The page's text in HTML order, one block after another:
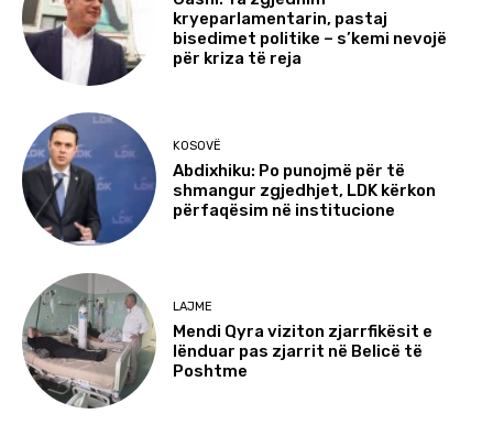
kryeparlamentarin, pastaj
bisedimet politike – s’kemi nevojë
për kriza të reja
KOSOVË
Abdixhiku: Po punojmë për të
shmangur zgjedhjet, LDK kërkon
përfaqësim në institucione
LAJME
Mendi Qyra viziton zjarrfikësit e
lënduar pas zjarrit në Belicë të
Poshtme